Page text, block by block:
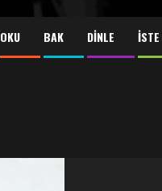
OKU BAK DİNLE İSTE